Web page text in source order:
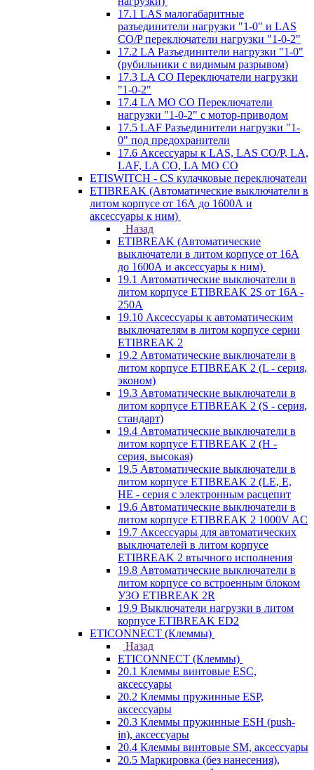
17.1 LAS малогабаритные
разъединители нагрузки "1-0" и LAS
CO/P переключатели нагрузки "1-0-2"
17.2 LA Разъединители нагрузки "1-0"
(рубильники с видимым разрывом)
17.3 LA CO Переключатели нагрузки
"1-0-2"
17.4 LA MO CO Переключатели
нагрузки "1-0-2" с мотор-приводом
17.5 LAF Разъединители нагрузки "1-
0" под предохранители
17.6 Аксессуары к LAS, LAS CO/P, LA,
LAF, LA CO, LA MO CO
ETISWITCH - CS кулачковые переключатели
ETIBREAK (Автоматические выключатели в
литом корпусе от 16А до 1600А и
аксессуары к ним)
Назад
ETIBREAK (Автоматические
выключатели в литом корпусе от 16А
до 1600А и аксессуары к ним)
19.1 Автоматические выключатели в
литом корпусе ETIBREAK 2S от 16A -
250A
19.10 Аксессуары к автоматическим
выключателям в литом корпусе серии
ETIBREAK 2
19.2 Автоматические выключатели в
литом корпусе ETIBREAK 2 (L - серия,
эконом)
19.3 Автоматические выключатели в
литом корпусе ETIBREAK 2 (S - серия,
стандарт)
19.4 Автоматические выключатели в
литом корпусе ETIBREAK 2 (H -
серия, высокая)
19.5 Автоматические выключатели в
литом корпусе ETIBREAK 2 (LE, E,
HE - серия с электронным расцепит
19.6 Автоматические выключатели в
литом корпусе ETIBREAK 2 1000V AC
19.7 Аксессуары для автоматических
выключателей в литом корпусе
ETIBREAK 2 втычного исполнения
19.8 Автоматические выключатели в
литом корпусе со встроенным блоком
УЗО ETIBREAK 2R
19.9 Выключатели нагрузки в литом
корпусе ETIBREAK ED2
ETICONNECT (Клеммы)
Назад
ETICONNECT (Клеммы)
20.1 Клеммы винтовые ESC,
аксессуары
20.2 Клеммы пружинные ESP,
аксессуары
20.3 Клеммы пружинные ESH (push-
in), аксессуары
20.4 Клеммы винтовые SM, аксессуары
20.5 Маркировка (без нанесения),